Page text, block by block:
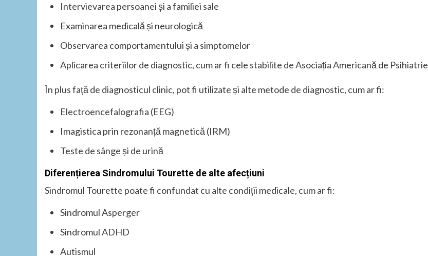
Intervievarea persoanei și a familiei sale
Examinarea medicală și neurologică
Observarea comportamentului și a simptomelor
Aplicarea criteriilor de diagnostic, cum ar fi cele stabilite de Asociația Americană de Psihiatrie
În plus față de diagnosticul clinic, pot fi utilizate și alte metode de diagnostic, cum ar fi:
Electroencefalografia (EEG)
Imagistica prin rezonanță magnetică (IRM)
Teste de sânge și de urină
Diferențierea Sindromului Tourette de alte afecțiuni
Sindromul Tourette poate fi confundat cu alte condiții medicale, cum ar fi:
Sindromul Asperger
Sindromul ADHD
Autismul